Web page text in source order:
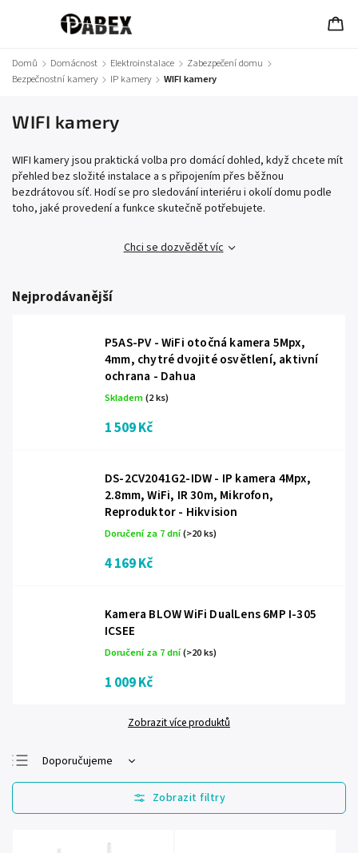
Domů / Domácnost / Elektroinstalace / Zabezpečení domu /
Bezpečnostní kamery / IP kamery / WIFI kamery
WIFI kamery
WIFI kamery jsou praktická volba pro domácí dohled, když chcete mít
přehled bez složité instalace a s připojením přes běžnou
bezdrátovou síť. Hodí se pro sledování interiéru i okolí domu podle
toho, jaké provedení a funkce skutečně potřebujete.
Chci se dozvědět víc
Nejprodávanější
P5AS-PV - WiFi otočná kamera 5Mpx,
4mm, chytré dvojité osvětlení, aktivní
ochrana - Dahua
Skladem(2 ks)
1 509 Kč
DS-2CV2041G2-IDW - IP kamera 4Mpx,
2.8mm, WiFi, IR 30m, Mikrofon,
Reproduktor - Hikvision
Doručení za 7 dní(>20 ks)
4 169 Kč
Kamera BLOW WiFi DualLens 6MP I-305
ICSEE
Doručení za 7 dní(>20 ks)
1 009 Kč
Zobrazit více produktů
Doporučujeme
Nejlevnější
Nejdražší